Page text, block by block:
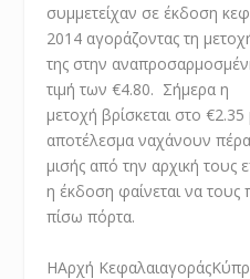
συμμετείχαν σε έκδοση
2014 αγοράζοντας τη
της στην
τιμή των €4.80. Σήμερα η
μετοχή βρίσκεται στο €2.35
αποτέλεσμα ναχάνουν
μισής από την αρχική τους
η έκδοση φαίνεται να
πίσω πόρτα.
ΗΑρχή Κεφαλαιαγοράς